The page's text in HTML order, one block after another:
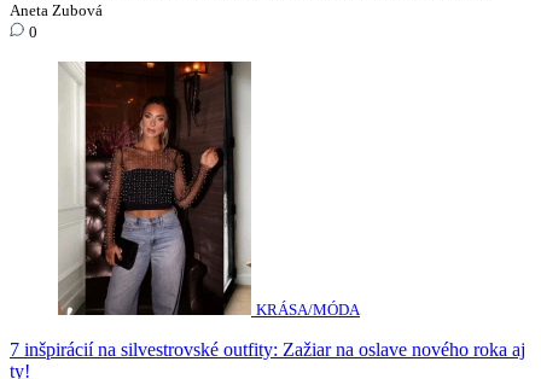
Aneta Zubová
0
KRÁSA/MÓDA
7 inšpirácií na silvestrovské outfity: Zažiar na oslave nového roka aj
ty!